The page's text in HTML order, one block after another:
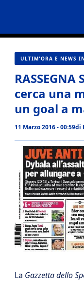
contenuto
ULTIM'ORA E NEWS
RASSEGNA
cerca una
un goal a
11 Marzo 2016 - 00:59di
La Gazzetta dello